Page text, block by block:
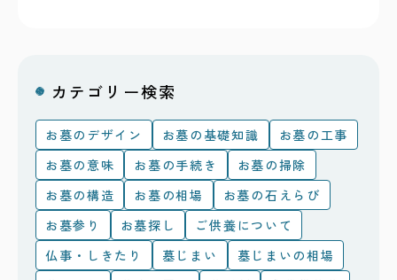
カテゴリー検索
お墓のデザイン お墓の基礎知識
お墓の工事
お墓の意味
お墓の手続き
お墓の掃除
お墓の構造
お墓の相場
お墓の石えらび
お墓参り
お墓探し
ご供養について
仏事・しきたり
墓じまい
墓じまいの相場